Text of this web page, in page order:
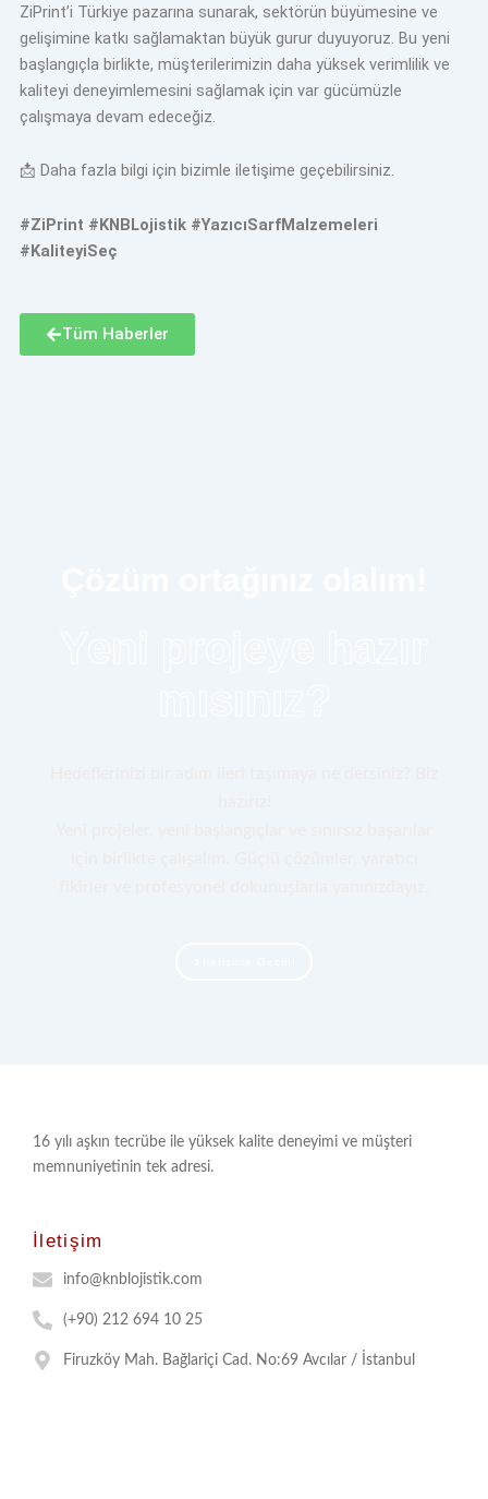
ZiPrint’i Türkiye pazarına sunarak, sektörün büyümesine ve
gelişimine katkı sağlamaktan büyük gurur duyuyoruz. Bu yeni
başlangıçla birlikte, müşterilerimizin daha yüksek verimlilik ve
kaliteyi deneyimlemesini sağlamak için var gücümüzle
çalışmaya devam edeceğiz.
📩 Daha fazla bilgi için bizimle iletişime geçebilirsiniz.
#ZiPrint #KNBLojistik #YazıcıSarfMalzemeleri
#KaliteyiSeç
Tüm Haberler
16 yılı aşkın tecrübe ile yüksek kalite deneyimi ve müşteri
memnuniyetinin tek adresi.
İletişim
info@knblojistik.com
(+90) 212 694 10 25
Firuzköy Mah. Bağlariçi Cad. No:69 Avcılar / İstanbul